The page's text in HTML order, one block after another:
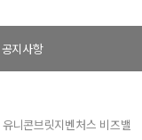
공지사항
니콘브릿지벤처스 비즈밸